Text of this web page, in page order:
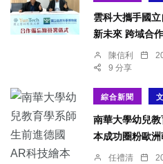
雲科大攜手國
新未來 跨域合
陳信利
9 分享
綜合新聞
南華大學幼兒
本成功圈粉歐洲
任禮清